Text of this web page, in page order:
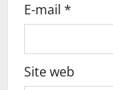
E-mail *
Site web